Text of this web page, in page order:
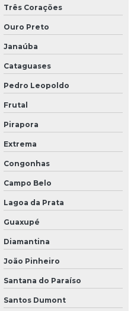
externas
externas
Três Corações
Ouro Preto
Janaúba
Cataguases
Pedro Leopoldo
Frutal
Pirapora
Extrema
Congonhas
Campo Belo
Lagoa da Prata
Guaxupé
Diamantina
João Pinheiro
Santana do Paraíso
Santos Dumont